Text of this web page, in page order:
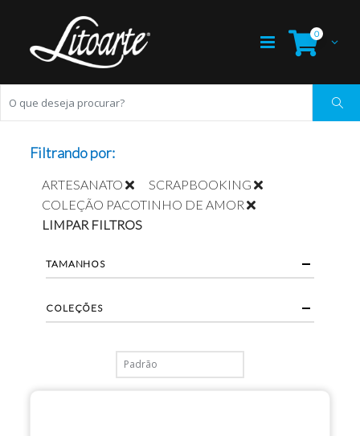
0
Filtrando por:
ARTESANATO
SCRAPBOOKING
COLEÇÃO PACOTINHO DE AMOR
LIMPAR FILTROS
TAMANHOS
COLEÇÕES